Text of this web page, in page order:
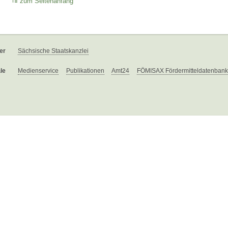
Sächsische Staatskanzlei
Medienservice Publikationen Amt24 FÖMISAX Fördermitteldatenbank